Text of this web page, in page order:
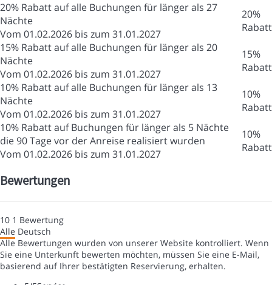
20% Rabatt auf alle Buchungen für länger als 27
Nächte
Vom 01.02.2026 bis zum 31.01.2027
20%
Rabatt
15% Rabatt auf alle Buchungen für länger als 20
Nächte
Vom 01.02.2026 bis zum 31.01.2027
15%
Rabatt
10% Rabatt auf alle Buchungen für länger als 13
Nächte
Vom 01.02.2026 bis zum 31.01.2027
10%
Rabatt
10% Rabatt auf Buchungen für länger als 5 Nächte
die 90 Tage vor der Anreise realisiert wurden
Vom 01.02.2026 bis zum 31.01.2027
10%
Rabatt
Bewertungen
10 1 Bewertung
Alle Deutsch
Alle Bewertungen wurden von unserer Website kontrolliert. Wenn
Sie eine Unterkunft bewerten möchten, müssen Sie eine E-Mail,
basierend auf Ihrer bestätigten Reservierung, erhalten.